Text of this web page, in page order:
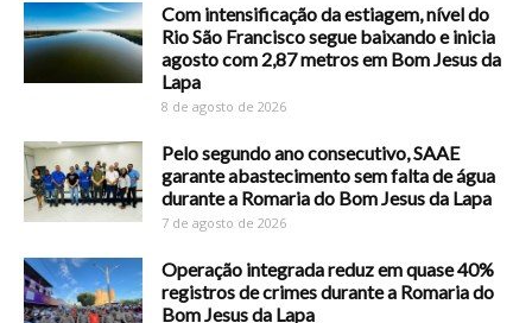
Com intensificação da estiagem, nível do
Rio São Francisco segue baixando e inicia
agosto com 2,87 metros em Bom Jesus da
Lapa
8 de agosto de 2026
Pelo segundo ano consecutivo, SAAE
garante abastecimento sem falta de água
durante a Romaria do Bom Jesus da Lapa
7 de agosto de 2026
Operação integrada reduz em quase 40%
registros de crimes durante a Romaria do
Bom Jesus da Lapa